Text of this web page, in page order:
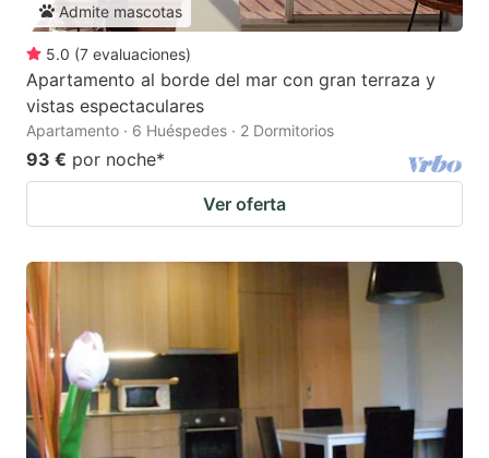
Admite mascotas
5.0 (7 evaluaciones)
Apartamento al borde del mar con gran terraza y
vistas espectaculares
Apartamento · 6 Huéspedes · 2 Dormitorios
93 € por noche*
Ver oferta